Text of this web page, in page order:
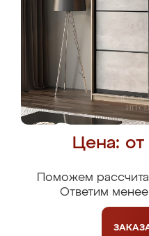
Цена:
Поможем
Ответим